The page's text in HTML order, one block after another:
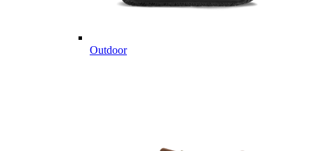
Outdoor